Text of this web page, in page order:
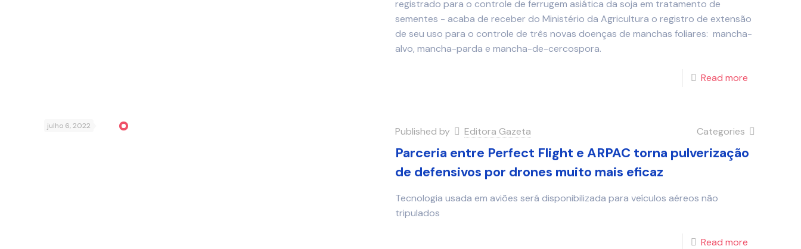
registrado para o controle de ferrugem asiática da soja em tratamento de
sementes - acaba de receber do Ministério da Agricultura o registro de extensão
de seu uso para o controle de três novas doenças de manchas foliares: mancha-
alvo, mancha-parda e mancha-de-cercospora.
Read more
julho 6, 2022 Published by Editora Gazeta Categories
Parceria entre Perfect Flight e ARPAC torna pulverização
de defensivos por drones muito mais eficaz
Tecnologia usada em aviões será disponibilizada para veículos aéreos não
tripulados
Read more